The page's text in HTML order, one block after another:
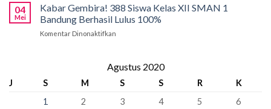
Sekolah
Penyangga
Bandung:
Pancasila
Dunia!
2026:
Tahap
Krusial
Kursi
Baru
04
Mei
Kabar Gembira! 388 Siswa Kelas XII SMAN 1
Bandung Berhasil Lulus 100%
Komentar Dinonaktifkan
388
Siswa
Kelas
SMAN
Agustus 2020
J S M S S R
K
1
2 3 4 5
6